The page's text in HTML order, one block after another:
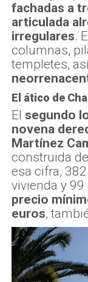
fachadas a
articulada
irregulares.
columnas,
templetes,
El ático de
El segundo
novena
Martínez
construida de
esa cifra,
vivienda y
precio
euros,